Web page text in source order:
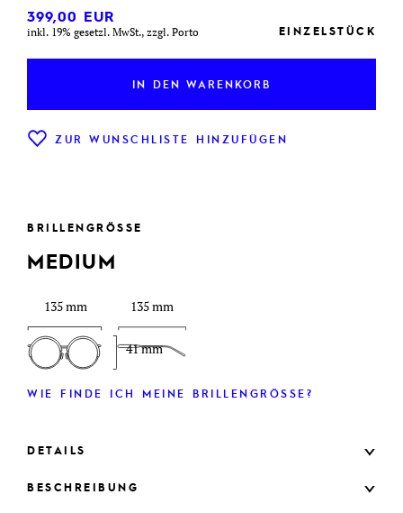
399,00 EUR
inkl. 19% gesetzl. MwSt., zzgl. Porto EINZELSTÜCK
IN DEN WARENKORB
ZUR WUNSCHLISTE HINZUFÜGEN
BRILLENGRÖSSE
MEDIUM
135 mm
41 mm
135 mm
WIE FINDE ICH MEINE BRILLENGRÖSSE?
DETAILS
BESCHREIBUNG